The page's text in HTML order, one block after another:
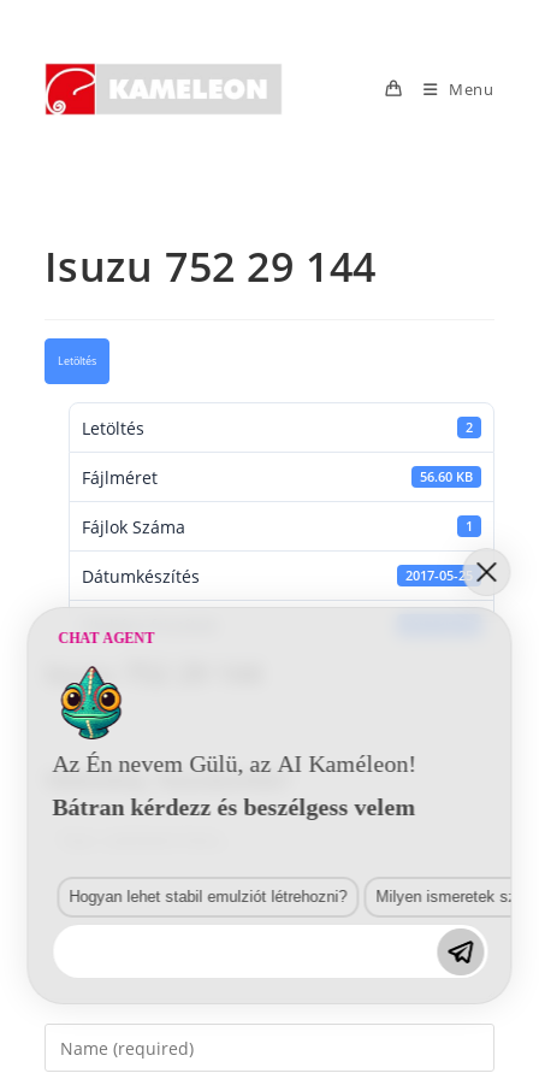
content
Menu
Isuzu 752 29 144
Letöltés
Letöltés 2
Fájlméret 56.60 KB
Fájlok Száma 1
Dátumkészítés 2017-05-25
Isuzu 752 29 144
Vélemény, hozzászólás?
Enter
your
CHAT AGENT
Az Én nevem Gülü, az AI Kaméleon!
Bátran kérdezz és beszélgess velem
Hogyan lehet stabil emulziót létrehozni? Milyen ismeretek